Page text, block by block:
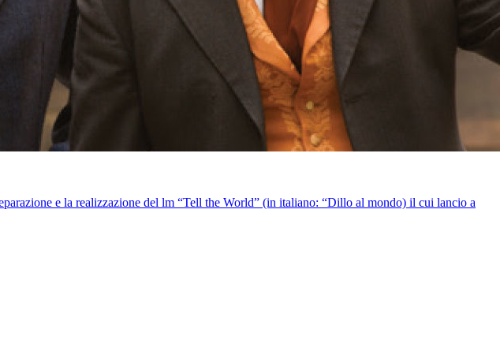
e la realizzazione del lm “Tell the World” (in italiano: “Dillo al mondo) il cui lancio a